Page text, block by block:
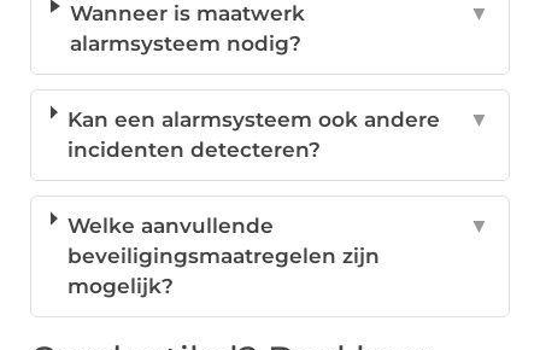
Wanneer is maatwerk
alarmsysteem nodig?
▼
Kan een alarmsysteem ook andere
incidenten detecteren?
▼
Welke aanvullende
beveiligingsmaatregelen zijn
mogelijk?
▼